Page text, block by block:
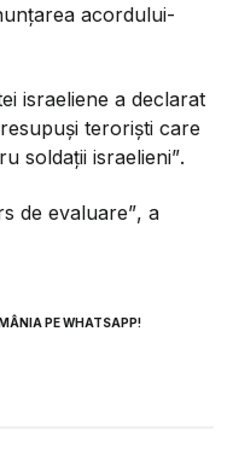
acordului-
israeliene a declarat
teroriști care
soldații israelieni”.
de evaluare”, a
PE WHATSAPP!